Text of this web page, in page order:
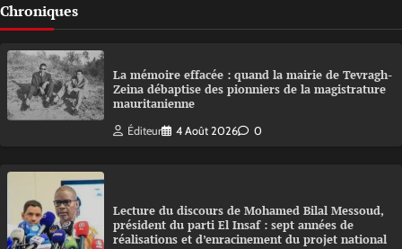
Chroniques
La mémoire effacée : quand la mairie de Tevragh-
Zeina débaptise des pionniers de la magistrature
mauritanienne
Éditeur 4 Août 2026 0
Lecture du discours de Mohamed Bilal Messoud,
président du parti El Insaf : sept années de
réalisations et d’enracinement du projet national